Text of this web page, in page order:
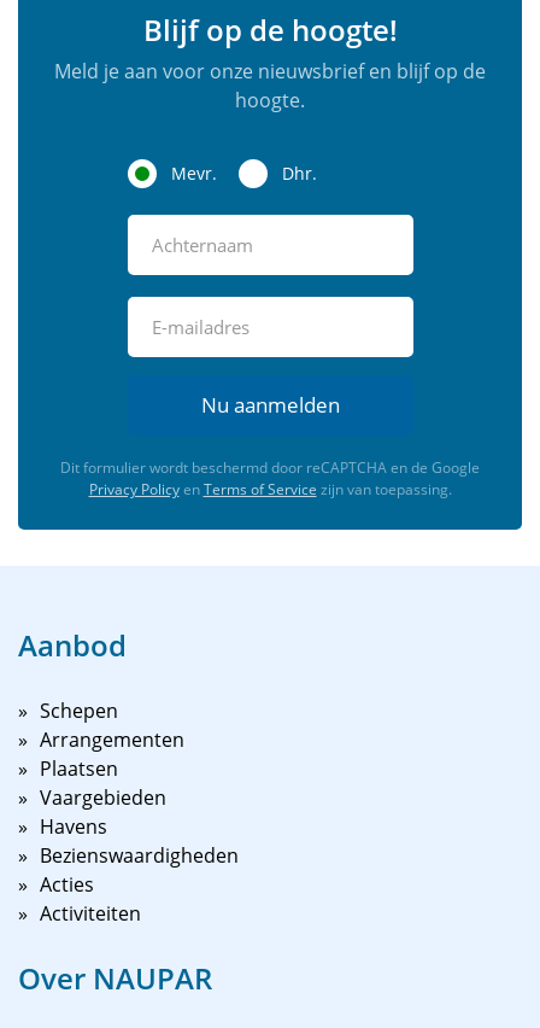
Blijf op de hoogte!
Meld je aan voor onze nieuwsbrief en blijf op de
hoogte.
Mevr. Dhr.
Nu aanmelden
Dit formulier wordt beschermd door reCAPTCHA en de Google
Privacy PolicyenTerms of Service zijn van toepassing.
Aanbod
Schepen
Arrangementen
Plaatsen
Vaargebieden
Havens
Bezienswaardigheden
Acties
Activiteiten
Over NAUPAR